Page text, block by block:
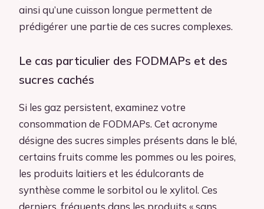
ainsi qu’une cuisson longue permettent de
prédigérer une partie de ces sucres complexes.
Le cas particulier des FODMAPs et des
sucres cachés
Si les gaz persistent, examinez votre
consommation de FODMAPs. Cet acronyme
désigne des sucres simples présents dans le blé,
certains fruits comme les pommes ou les poires,
les produits laitiers et les édulcorants de
synthèse comme le sorbitol ou le xylitol. Ces
derniers, fréquents dans les produits « sans